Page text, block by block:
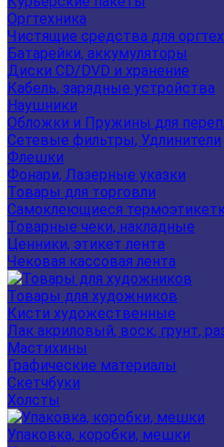
Оргтехника
Чистящие средства для
Батарейки, аккумуляторы
Диски CD/DVD и хранение
Кабель, зарядные устройства
Наушники
Обложки и Пружины для
Сетевые фильтры, Удлинители
Флешки
Фонари, Лазерные указки
Товары для торговли
Самоклеющиеся
Товарные чеки, накладные
Ценники, этикет лента
Чековая кассовая лента
Товары для художников
Кисти художественные
Лак акриловый, воск, грунт,
Мастихины
Графические материалы
Скетчбуки
Холсты
Упаковка, коробки, мешки